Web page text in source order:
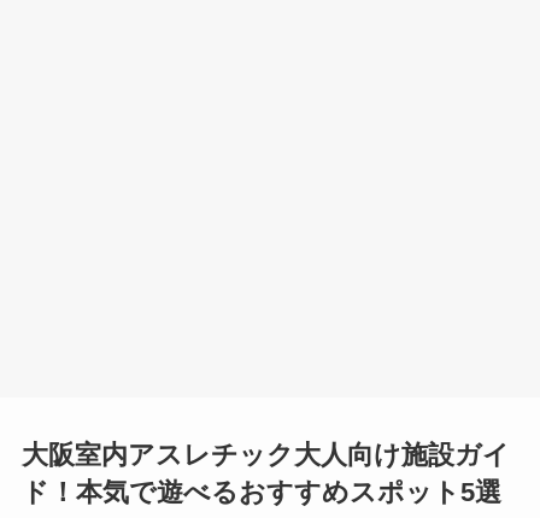
大阪室内アスレチック大人向け施設ガイ
ド！本気で遊べるおすすめスポット5選